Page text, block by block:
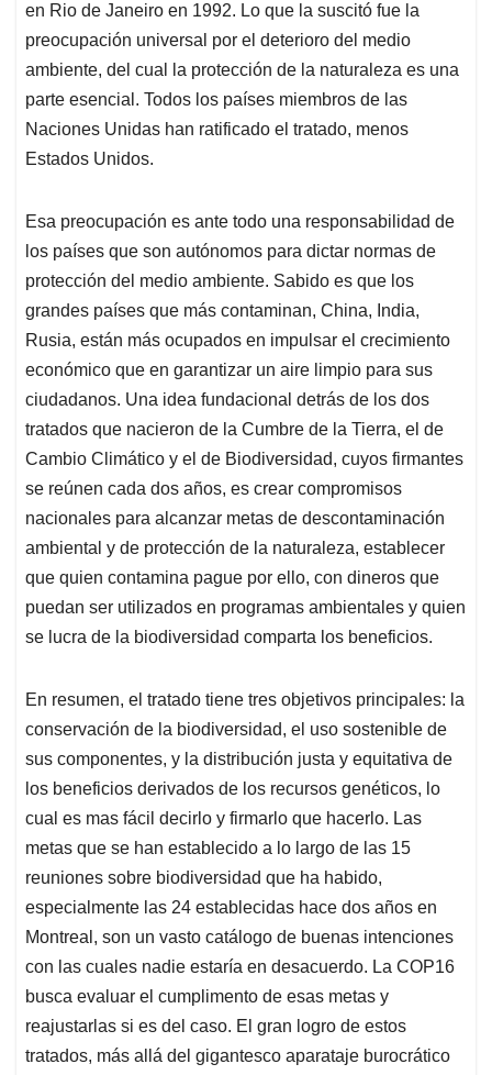
en Rio de Janeiro en 1992. Lo que la suscitó fue la
preocupación universal por el deterioro del medio
ambiente, del cual la protección de la naturaleza es una
parte esencial. Todos los países miembros de las
Naciones Unidas han ratificado el tratado, menos
Estados Unidos.
Esa preocupación es ante todo una responsabilidad de
los países que son autónomos para dictar normas de
protección del medio ambiente. Sabido es que los
grandes países que más contaminan, China, India,
Rusia, están más ocupados en impulsar el crecimiento
económico que en garantizar un aire limpio para sus
ciudadanos. Una idea fundacional detrás de los dos
tratados que nacieron de la Cumbre de la Tierra, el de
Cambio Climático y el de Biodiversidad, cuyos firmantes
se reúnen cada dos años, es crear compromisos
nacionales para alcanzar metas de descontaminación
ambiental y de protección de la naturaleza, establecer
que quien contamina pague por ello, con dineros que
puedan ser utilizados en programas ambientales y quien
se lucra de la biodiversidad comparta los beneficios.
En resumen, el tratado tiene tres objetivos principales: la
conservación de la biodiversidad, el uso sostenible de
sus componentes, y la distribución justa y equitativa de
los beneficios derivados de los recursos genéticos, lo
cual es mas fácil decirlo y firmarlo que hacerlo. Las
metas que se han establecido a lo largo de las 15
reuniones sobre biodiversidad que ha habido,
especialmente las 24 establecidas hace dos años en
Montreal, son un vasto catálogo de buenas intenciones
con las cuales nadie estaría en desacuerdo. La COP16
busca evaluar el cumplimento de esas metas y
reajustarlas si es del caso. El gran logro de estos
tratados, más allá del gigantesco aparataje burocrático